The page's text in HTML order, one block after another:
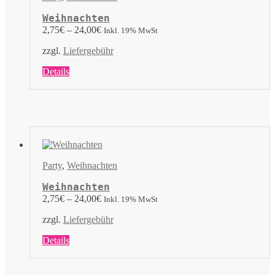
Produktseite
gewählt
werden
Weihnachten
2,75€– 24,00€ Inkl. 19% MwSt
zzgl. Liefergebühr
DetailsDieses
weist
auf.
Optionen
auf
Produktseite
gewählt
werden
Party, Weihnachten
Weihnachten
2,75€– 24,00€ Inkl. 19% MwSt
zzgl. Liefergebühr
DetailsDieses
weist